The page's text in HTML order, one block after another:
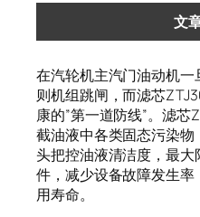
文
在汽轮机主汽门油动机
则机组跳闸，而滤芯
康的”第一道防线”。滤
截油液中各类固态污染
头把控油液清洁度，最
件，减少设备故障发生
用寿命。